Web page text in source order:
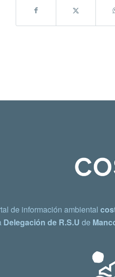
de información ambiental
Delegación de R.S.U de